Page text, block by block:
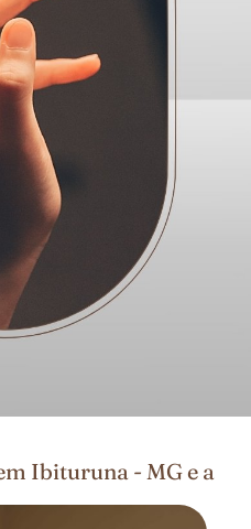
Ibituruna - MG e a